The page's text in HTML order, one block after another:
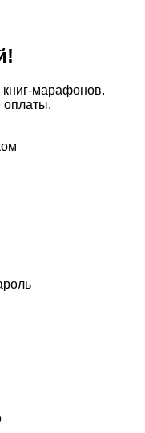
книг-марафонов.
оплаты.